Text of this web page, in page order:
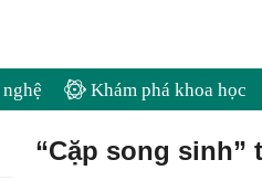
Khám phá khoa học
“Cặp song sinh”